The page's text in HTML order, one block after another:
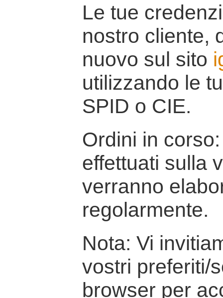
Le tue
nostro cliente,
nuovo sul sito
utilizzando le
SPID o CIE.
Ordini in
effettuati sulla
verranno
regolarmente.
Nota: Vi
vostri preferiti/
browser per